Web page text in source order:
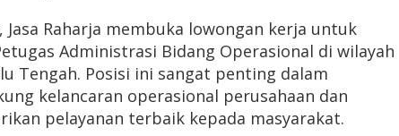
Jasa Raharja membuka lowongan kerja untuk
Administrasi Bidang Operasional di wilayah
Tengah. Posisi ini sangat penting dalam
kelancaran operasional perusahaan dan
pelayanan terbaik kepada masyarakat.